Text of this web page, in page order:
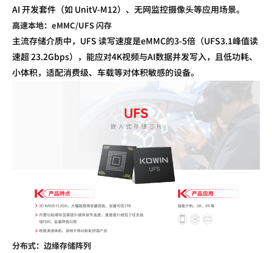
AI 开发套件（如 UnitV-M12）、 无网监控摄像头等应用场景。
高速本地： eMMC/UFS闪存
主流存储介质中， UFS 读写速度是eMMC的3-5倍（UFS3.1峰值读
速超 23.2Gbps），能应对4K视频与AI数据并发写入，且低功耗、
小体积，适配消费级、车载等对体积敏感的设备。
分布式：边缘存储阵列